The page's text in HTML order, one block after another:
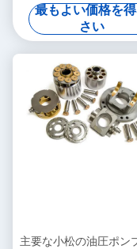
PC360-7を修理して下
最もよい価格を
さい
主要な小松の油圧ポン